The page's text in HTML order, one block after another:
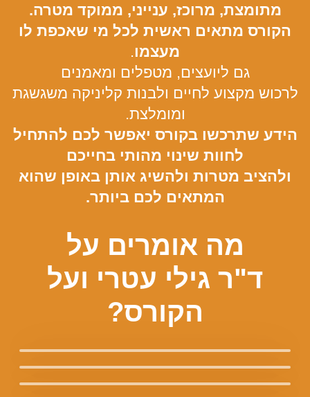
מתומצת, מרוכז, ענייני, ממוקד מטרה.
הקורס מתאים ראשית לכל מי שאכפת לו
מעצמו.
גם ליועצים, מטפלים ומאמנים
לרכוש מקצוע לחיים ולבנות קליניקה משגשגת
ומומלצת.
הידע שתרכשו בקורס יאפשר לכם להתחיל
לחוות שינוי מהותי בחייכם
ולהציב מטרות ולהשיג אותן באופן שהוא
המתאים לכם ביותר.
מה אומרים על
ד"ר גילי עטרי ועל
הקורס?